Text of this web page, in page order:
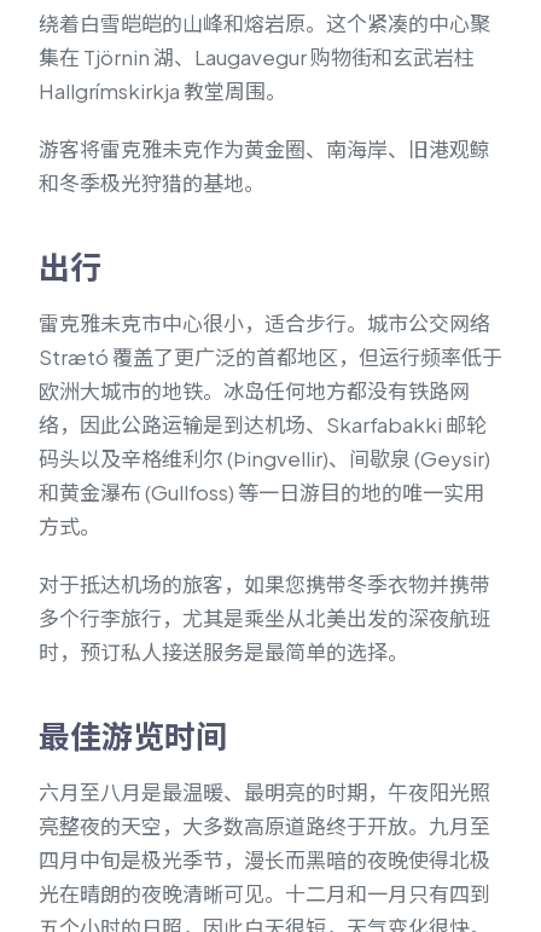
绕着白雪皑皑的山峰和熔岩原。这个紧凑的中心聚
集在 Tjörnin 湖、Laugavegur 购物街和玄武岩柱
Hallgrímskirkja 教堂周围。
游客将雷克雅未克作为黄金圈、南海岸、旧港观鲸
和冬季极光狩猎的基地。
出行
雷克雅未克市中心很小，适合步行。城市公交网络
Strætó 覆盖了更广泛的首都地区，但运行频率低于
欧洲大城市的地铁。冰岛任何地方都没有铁路网
络，因此公路运输是到达机场、Skarfabakki 邮轮
码头以及辛格维利尔 (Þingvellir)、间歇泉 (Geysir)
和黄金瀑布 (Gullfoss) 等一日游目的地的唯一实用
方式。
对于抵达机场的旅客，如果您携带冬季衣物并携带
多个行李旅行，尤其是乘坐从北美出发的深夜航班
时，预订私人接送服务是最简单的选择。
最佳游览时间
六月至八月是最温暖、最明亮的时期，午夜阳光照
亮整夜的天空，大多数高原道路终于开放。九月至
四月中旬是极光季节，漫长而黑暗的夜晚使得北极
光在晴朗的夜晚清晰可见。十二月和一月只有四到